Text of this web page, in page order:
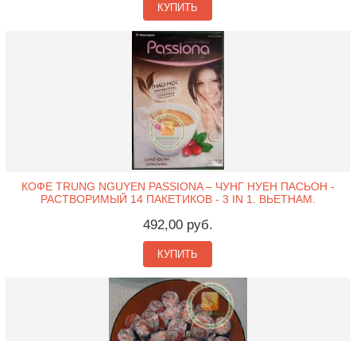
КУПИТЬ
КОФЕ TRUNG NGUYEN PASSIONA – ЧУНГ НУЕН ПАСЬОН -
РАСТВОРИМЫЙ 14 ПАКЕТИКОВ - 3 IN 1. ВЬЕТНАМ.
492,00 руб.
КУПИТЬ